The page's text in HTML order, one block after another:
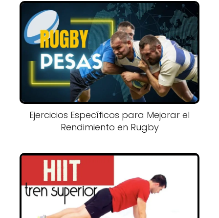
Ejercicios Específicos para Mejorar el
Rendimiento en Rugby